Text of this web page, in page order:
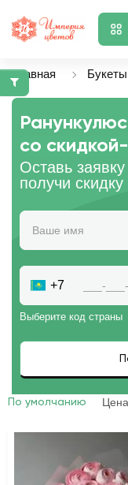
Главная Букеты
со скидкой
Оставь
получи скидку
+7
Выберите код страны
По умолчанию